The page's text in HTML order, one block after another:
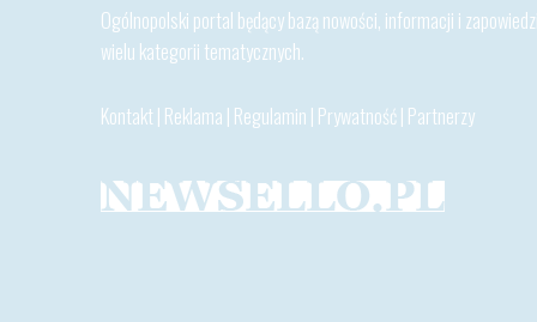
Ogólnopolski portal będący bazą nowości, informacji i
wielu kategorii tematycznych.
Kontakt | Reklama | Regulamin | Prywatność| Partnerzy